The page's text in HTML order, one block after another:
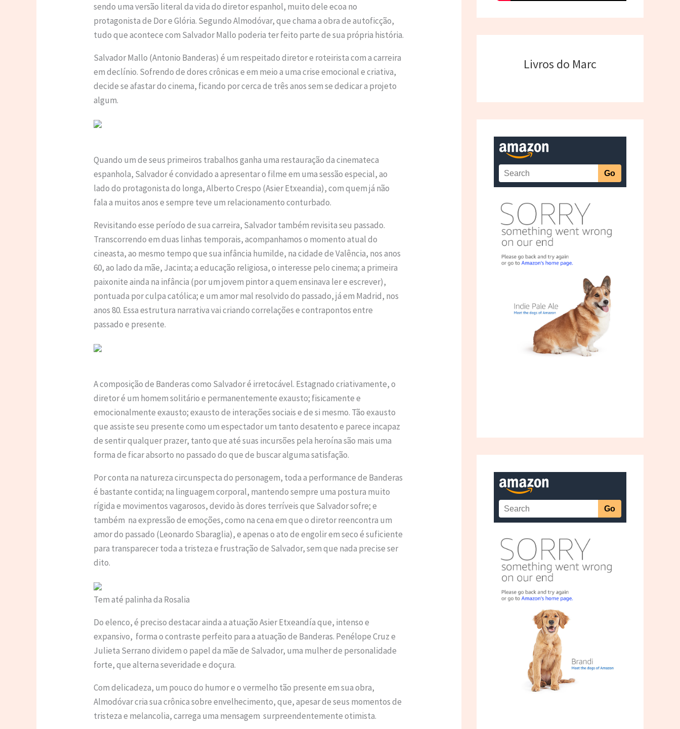
sendo uma versão literal da vida do diretor espanhol, muito dele ecoa no
protagonista de Dor e Glória. Segundo Almodóvar, que chama a obra de autoficção,
tudo que acontece com Salvador Mallo poderia ter feito parte de sua própria história.
Salvador Mallo (Antonio Banderas) é um respeitado diretor e roteirista com a carreira
em declínio. Sofrendo de dores crônicas e em meio a uma crise emocional e criativa,
decide se afastar do cinema, ficando por cerca de três anos sem se dedicar a projeto
algum.
Quando um de seus primeiros trabalhos ganha uma restauração da cinemateca
espanhola, Salvador é convidado a apresentar o filme em uma sessão especial, ao
lado do protagonista do longa, Alberto Crespo (Asier Etxeandia), com quem já não
fala a muitos anos e sempre teve um relacionamento conturbado.
Revisitando esse período de sua carreira, Salvador também revisita seu passado.
Transcorrendo em duas linhas temporais, acompanhamos o momento atual do
cineasta, ao mesmo tempo que sua infância humilde, na cidade de Valência, nos anos
60, ao lado da mãe, Jacinta; a educação religiosa, o interesse pelo cinema; a primeira
paixonite ainda na infância (por um jovem pintor a quem ensinava ler e escrever),
pontuada por culpa católica; e um amor mal resolvido do passado, já em Madrid, nos
anos 80. Essa estrutura narrativa vai criando correlações e contrapontos entre
passado e presente.
A composição de Banderas como Salvador é irretocável. Estagnado criativamente, o
diretor é um homem solitário e permanentemente exausto; fisicamente e
emocionalmente exausto; exausto de interações sociais e de si mesmo. Tão exausto
que assiste seu presente como um espectador um tanto desatento e parece incapaz
de sentir qualquer prazer, tanto que até suas incursões pela heroína são mais uma
forma de ficar absorto no passado do que de buscar alguma satisfação.
Por conta na natureza circunspecta do personagem, toda a performance de Banderas
é bastante contida; na linguagem corporal, mantendo sempre uma postura muito
rígida e movimentos vagarosos, devido às dores terríveis que Salvador sofre; e
também na expressão de emoções, como na cena em que o diretor reencontra um
amor do passado (Leonardo Sbaraglia), e apenas o ato de engolir em seco é suficiente
para transparecer toda a tristeza e frustração de Salvador, sem que nada precise ser
dito.
Tem até palinha da Rosalia
Do elenco, é preciso destacar ainda a atuação Asier Etxeandía que, intenso e
expansivo, forma o contraste perfeito para a atuação de Banderas. Penélope Cruz e
Julieta Serrano dividem o papel da mãe de Salvador, uma mulher de personalidade
forte, que alterna severidade e doçura.
Com delicadeza, um pouco do humor e o vermelho tão presente em sua obra,
Almodóvar cria sua crônica sobre envelhecimento, que, apesar de seus momentos de
tristeza e melancolia, carrega uma mensagem surpreendentemente otimista.
Livros do Marc